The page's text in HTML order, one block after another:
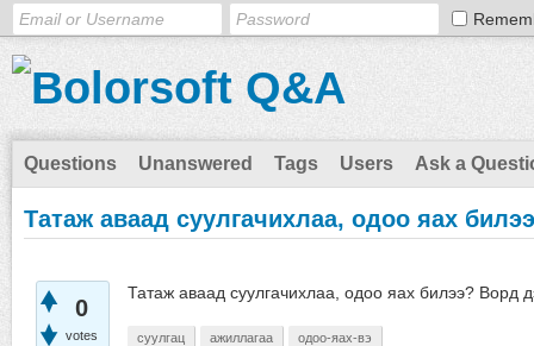
Questions Unanswered Tags Users Ask a
Татаж аваад суулгачихлаа, одоо яах
0
votes
Татаж аваад суулгачихлаа, одоо яах билээ? Ворд
суулгац ажиллагаа одоо-яах-вэ